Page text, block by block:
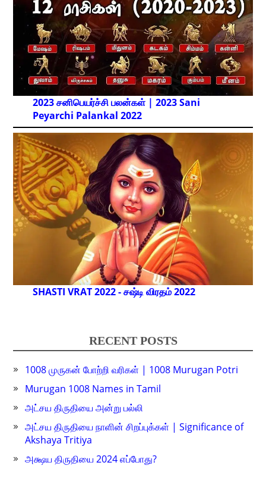
2023 சனிபெயர்ச்சி பலன்கள் | 2023 Sani
Peyarchi Palankal 2022
SHASTI VRAT 2022 - சஷ்டி விரதம் 2022
RECENT POSTS
1008 முருகன் போற்றி வரிகள் | 1008 Murugan Potri
Murugan 1008 Names in Tamil
அட்சய திருதியை அன்று பல்லி
அட்சய திருதியை நாளின் சிறப்புக்கள் | Significance of
Akshaya Tritiya
அக்ஷய திருதியை 2024 எப்போது?